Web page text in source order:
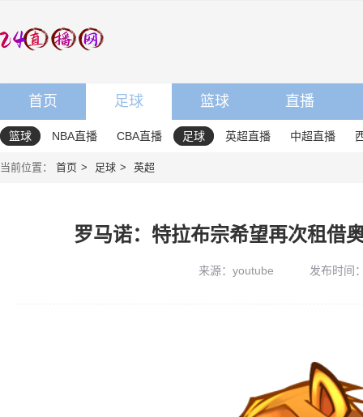
首页 足球 篮球 直播
篮球 NBA直播 CBA直播 足球 英超直播 中超直播
当前位置： 首页 足球 英超
罗马诺：特拉布宗希望再次租借
来源：youtube 发布时间